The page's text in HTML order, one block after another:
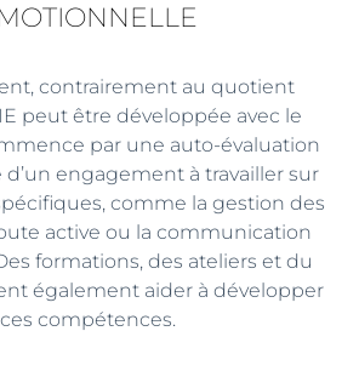
contrairement au quotient
peut être développée avec le
par une auto-évaluation
d’un engagement à travailler sur
comme la gestion des
active ou la communication
formations, des ateliers et du
également aider à développer
ces compétences.